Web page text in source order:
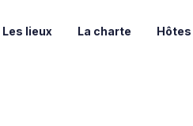
Les lieux La charte Hôtes